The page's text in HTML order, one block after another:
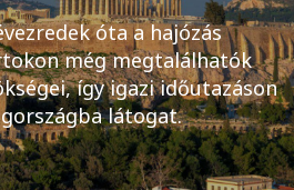
óta a hajózás
még megtalálhatók
így igazi időutazáson
látogat.